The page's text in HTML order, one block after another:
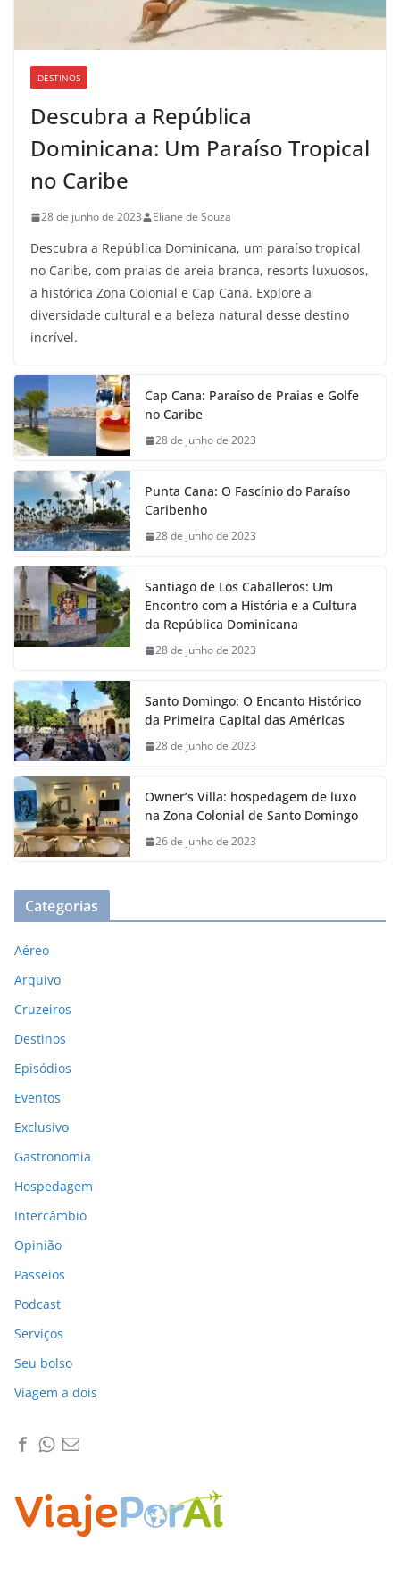
DESTINOS
Descubra a República
Dominicana: Um Paraíso Tropical
no Caribe
28 de junho de 2023 Eliane de Souza
Descubra a República Dominicana, um paraíso tropical
no Caribe, com praias de areia branca, resorts luxuosos,
a histórica Zona Colonial e Cap Cana. Explore a
diversidade cultural e a beleza natural desse destino
incrível.
Cap Cana: Paraíso de Praias e Golfe
no Caribe
28 de junho de 2023
Punta Cana: O Fascínio do Paraíso
Caribenho
28 de junho de 2023
Santiago de Los Caballeros: Um
Encontro com a História e a Cultura
da República Dominicana
28 de junho de 2023
Santo Domingo: O Encanto Histórico
da Primeira Capital das Américas
28 de junho de 2023
Owner’s Villa: hospedagem de luxo
na Zona Colonial de Santo Domingo
26 de junho de 2023
Categorias
Aéreo
Arquivo
Cruzeiros
Destinos
Episódios
Eventos
Exclusivo
Gastronomia
Hospedagem
Intercâmbio
Opinião
Passeios
Podcast
Serviços
Seu bolso
Viagem a dois